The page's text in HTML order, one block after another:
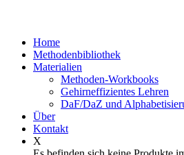
Home
Methodenbibliothek
Materialien
Methoden-Workbooks
Gehirneffizientes Lehren
DaF/DaZ und
Über
Kontakt
X